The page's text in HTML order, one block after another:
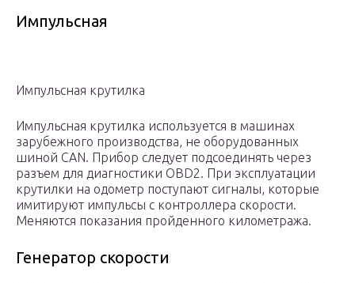
Импульсная
Импульсная крутилка
Импульсная крутилка используется в машинах
зарубежного производства, не оборудованных
шиной CAN. Прибор следует подсоединять через
разъем для диагностики OBD2. При эксплуатации
крутилки на одометр поступают сигналы, которые
имитируют импульсы с контроллера скорости.
Меняются показания пройденного километража.
Генератор скорости